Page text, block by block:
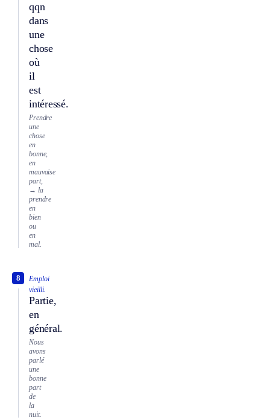
qqn
dans
une
chose
où
il
est
intéressé.
Prendre
une
chose
en
bonne,
en
mauvaise
part,
→ la
prendre
en
bien
ou
en
mal.
Emploi
vieilli.
Partie,
en
général.
8
Nous
avons
parlé
une
bonne
part
de
la
nuit.